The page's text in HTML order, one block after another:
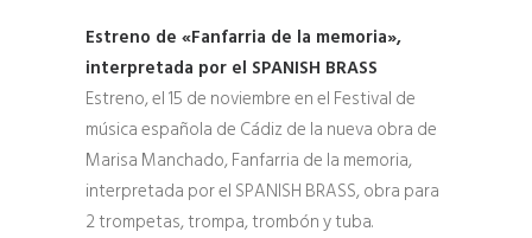
Estreno de «Fanfarria de la memoria»,
interpretada por el SPANISH BRASS
Estreno, el 15 de noviembre en el Festival de
música española de Cádiz de la nueva obra de
Marisa Manchado, Fanfarria de la memoria,
interpretada por el SPANISH BRASS, obra para
2 trompetas, trompa, trombón y tuba.